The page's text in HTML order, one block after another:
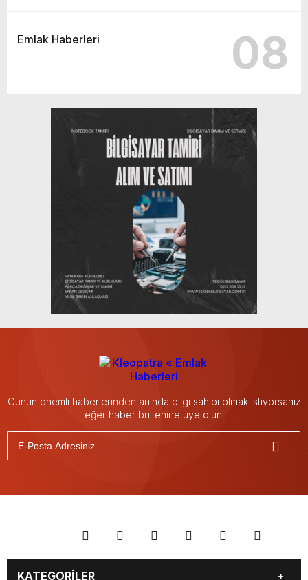
Emlak Haberleri 08
Günün önemli haberlerinden anında bilgi sahibi olmak istiyorsanız
eğer haber bültenine üye olun.
KATEGORİLER